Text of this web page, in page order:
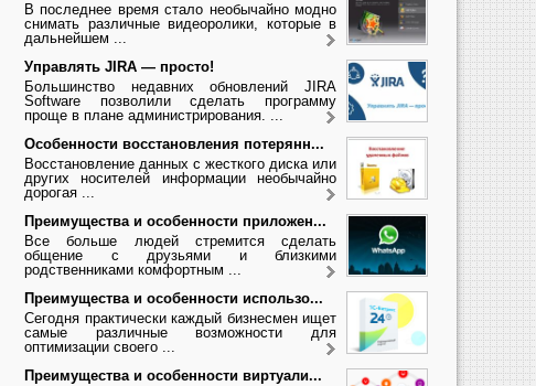
В последнее время стало необычайно модно
снимать различные видеоролики, которые в
дальнейшем ...
Управлять JIRA — просто!
Большинство недавних обновлений JIRA
Software позволили сделать программу
проще в плане администрирования. ...
Особенности восстановления потерянн...
Восстановление данных с жесткого диска или
других носителей информации необычайно
дорогая ...
Преимущества и особенности приложен...
Все больше людей стремится сделать
общение с друзьями и близкими
родственниками комфортным ...
Преимущества и особенности использо...
Сегодня практически каждый бизнесмен ищет
самые различные возможности для
оптимизации своего ...
Преимущества и особенности виртуали...